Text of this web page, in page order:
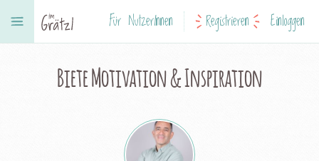
Für NutzerInnen Registrieren Einloggen
Biete Motivation & Inspiration